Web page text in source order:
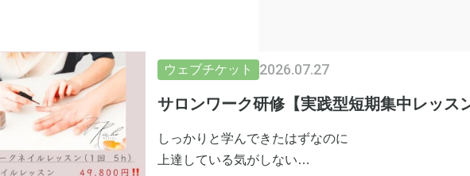
ウェブチケット 2026.07.27
サロンワーク研修【実践型短期集中レッス
しっかりと学んできたはずなのに
上達している気がしない